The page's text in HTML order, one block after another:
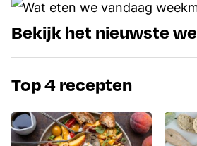
Bekijk het nieuwste
Top 4 recepten